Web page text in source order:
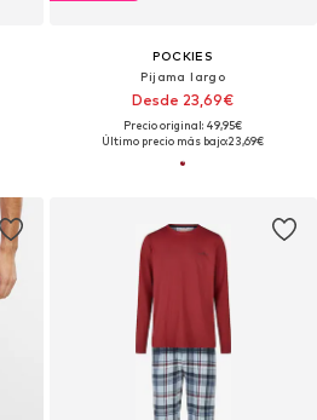
POCKIES
Pijama largo
Desde 23,69€
Precio original: 49,95€
Último precio más bajo:23,69€